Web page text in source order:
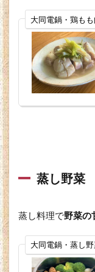
大同電鍋・鶏も
蒸し野菜
蒸し料理で野菜の
大同電鍋・蒸し